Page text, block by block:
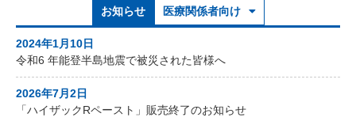
お知らせ 医療関係者向け
2024年1月10日
令和6 年能登半島地震で被災された皆様へ
2026年7月2日
「ハイザックRペースト」販売終了のお知らせ